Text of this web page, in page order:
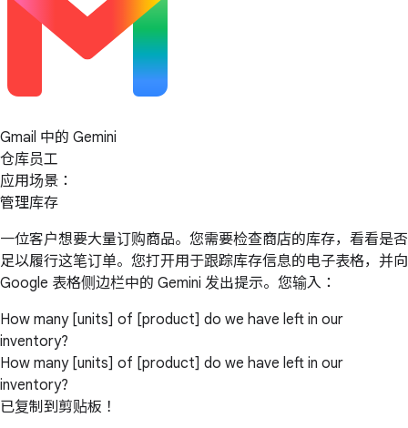
Gmail 中的 Gemini
仓库员工
应用场景：
管理库存
一位客户想要大量订购商品。您需要检查商店的库存，看看是否
足以履行这笔订单。您打开用于跟踪库存信息的电子表格，并向
Google 表格侧边栏中的 Gemini 发出提示。您输入：
How many [units] of [product] do we have left in our
inventory?
How many [units] of [product] do we have left in our
inventory?
已复制到剪贴板！